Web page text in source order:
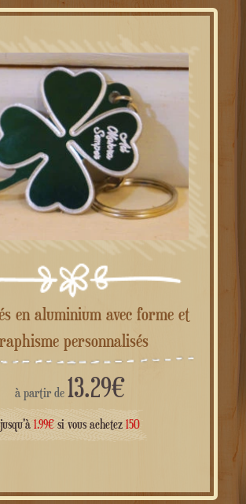
personnalisés
à partir de 13.29€
jusqu'à 1.99€ si vous achetez 150